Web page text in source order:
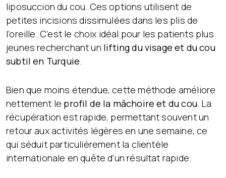
liposuccion du cou. Ces options utilisent de
petites incisions dissimulées dans les plis de
l’oreille. C’est le choix idéal pour les patients plus
jeunes recherchant un lifting du visage et du cou
subtil en Turquie.
Bien que moins étendue, cette méthode améliore
nettement le profil de la mâchoire et du cou. La
récupération est rapide, permettant souvent un
retour aux activités légères en une semaine, ce
qui séduit particulièrement la clientèle
internationale en quête d’un résultat rapide.